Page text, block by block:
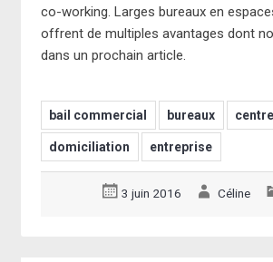
co-working. Larges bureaux en
offrent de multiples avantages dont
dans un prochain article.
bail commercial bureaux
domiciliation entreprise
3 juin 2016 Céline